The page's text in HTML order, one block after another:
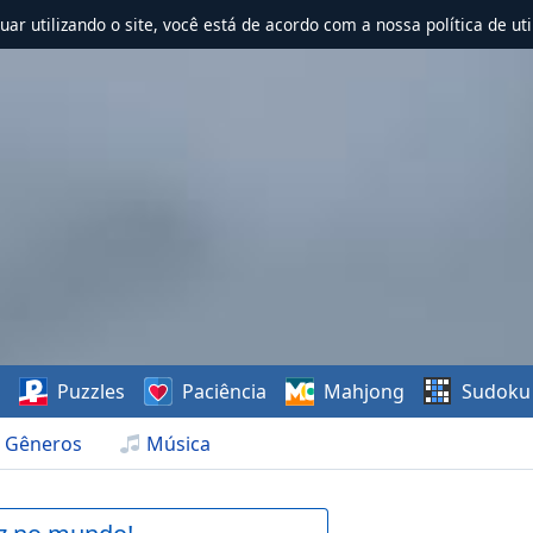
utilizando o site, você está de acordo com a nossa política de
Gêneros Música
Puzzles Paciência Mahjong Sudoku